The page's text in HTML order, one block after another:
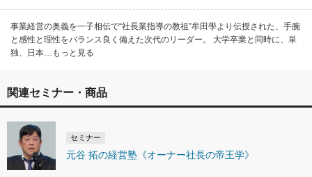
事業経営の奥義を一子相伝で“社長業指導の教祖”牟田學より伝授された、手腕
と感性と理性をバランス良く備えた次代のリーダー。 大学卒業と同時に、単
独、日本…もっと見る
関連セミナー・商品
セミナー
元谷 拓の経営塾《オーナー社長の帝王学》